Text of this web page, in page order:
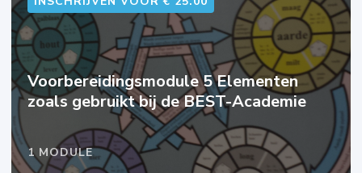
Voorbereidingsmodule 5 Elementen
zoals gebruikt bij de BEST-Academie
1 MODULE